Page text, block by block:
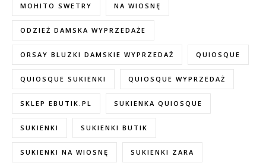
MOHITO SWETRY NA WIOSNĘ
ODZIEŻ DAMSKA WYPRZEDAŻE
ORSAY BLUZKI DAMSKIE WYPRZEDAŻ QUIOSQUE
QUIOSQUE SUKIENKI QUIOSQUE WYPRZEDAŻ
SKLEP EBUTIK.PL SUKIENKA QUIOSQUE
SUKIENKI SUKIENKI BUTIK
SUKIENKI NA WIOSNĘ SUKIENKI ZARA